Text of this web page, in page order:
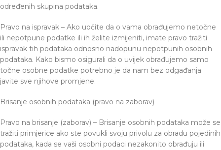
određenih skupina podataka.
Pravo na ispravak – Ako uočite da o vama obrađujemo netočne
ili nepotpune podatke ili ih želite izmijeniti, imate pravo tražiti
ispravak tih podataka odnosno nadopunu nepotpunih osobnih
podataka. Kako bismo osigurali da o uvijek obrađujemo samo
točne osobne podatke potrebno je da nam bez odgađanja
javite sve njihove promjene.
Brisanje osobnih podataka (pravo na zaborav)
Pravo na brisanje (zaborav) – Brisanje osobnih podataka može se
tražiti primjerice ako ste povukli svoju privolu za obradu pojedinih
podataka, kada se vaši osobni podaci nezakonito obrađuju ili